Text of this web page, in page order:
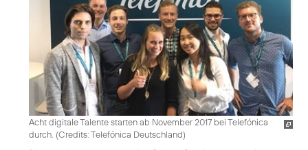
Acht digitale Talente starten ab November 2017 bei Telefónica
durch. (Credits: Telefónica Deutschland)